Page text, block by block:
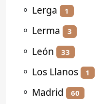
⚬ Lerga 1
⚬ Lerma 3
⚬ León 33
⚬ Los Llanos 1
⚬ Madrid 60